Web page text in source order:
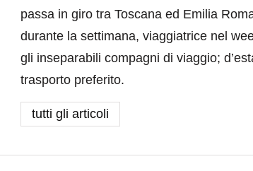
passa in giro tra Toscana ed Emilia
durante la settimana, viaggiatrice nel
gli inseparabili compagni di viaggio;
trasporto preferito.
tutti gli articoli